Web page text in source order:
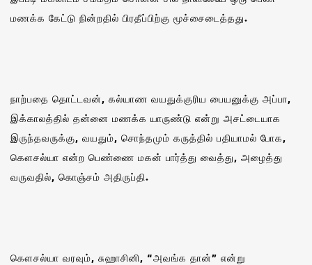
மணக்க கேட்டு நின்றதில் பிரதீப்பிற்கு மூச்சைடைத்தது.
நாற்பதை தொட்டவன், கல்யாண வயதுக்குரிய பையனுக்கு அப்பா,
இக்காலத்தில் தன்னை மணக்க யாருண்டு என்று அசட்டையாக
இருந்தவருக்கு, வயதும், சொந்தமும் கருத்தில் பதியாமல் போக,
கௌசல்யா என்ற பெண்ணை மகன் பார்த்து வைத்து, அழைத்து
வருவதில், கொஞ்சம் அதிருப்தி.
கௌசல்யா வரவும், சுஹாசினி, “அவங்க தான்” என்று